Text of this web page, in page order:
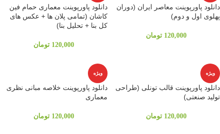
دانلود پاورپوینت معاصر ایران (دوران
پهلوی اول و دوم)
120,000 تومان
دانلود پاورپوینت معماری حمام فین
کاشان (تمامی پلان ها + عکس های
کل بنا + تحلیل بنا)
120,000 تومان
ویژه
دانلود پاورپوینت قالب تونلی (طراحی
تولید صنعتی)
120,000 تومان
ویژه
دانلود پاورپوینت خلاصه مبانی نظری
معماری
120,000 تومان